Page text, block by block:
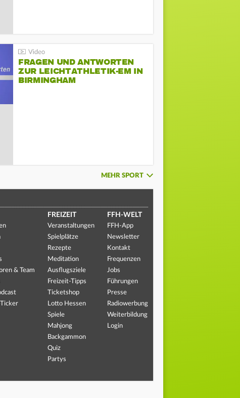
FRAGEN UND ANTWORTEN
ZUR LEICHTATHLETIK-EM IN
BIRMINGHAM
MEHR SPORT
& Team
Ticker
FREIZEIT
Veranstaltungen
Spielplätze
Rezepte
Meditation
Ausflugsziele
Freizeit-Tipps
Ticketshop
Lotto Hessen
Spiele
Mahjong
Backgammon
Quiz
Partys
FFH-WELT
FFH-App
Newsletter
Kontakt
Frequenzen
Jobs
Führungen
Presse
Radiowerbung
Weiterbildung
Login